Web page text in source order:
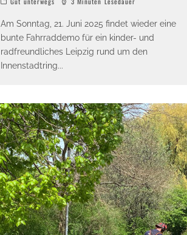
Am Sonntag, 21. Juni 2025 findet wieder eine
bunte Fahrraddemo für ein kinder- und
radfreundliches Leipzig rund um den
Innenstadtring...